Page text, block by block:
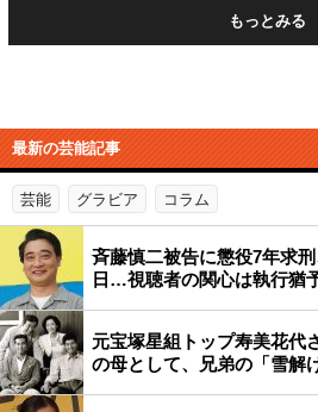
もっとみる
最新の芸能記事
芸能 グラビア コラム
斉藤慎二被告に懲役7年求
日…視聴者の関心は執行猶
元宝塚星組トップ寿美花
の母として、兄弟の「雪解